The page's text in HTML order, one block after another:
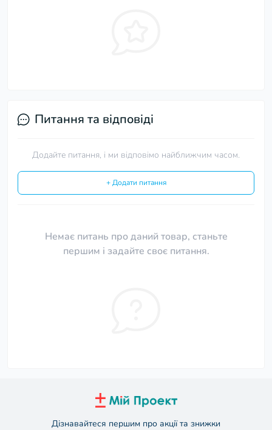
Питання та відповіді
Додайте питання, і ми відповімо найближчим часом.
+ Додати питання
Немає питань про даний товар, станьте
першим і задайте своє питання.
Дізнавайтеся першим про акції та знижки